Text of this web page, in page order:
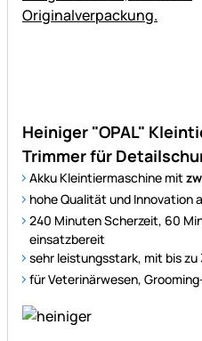
Heiniger "OPAL"
Trimmer für
Akku Kleintiermaschine mit
hohe Qualität und Innovation
240 Minuten Scherzeit, 60
einsatzbereit
sehr leistungsstark, mit bis
für Veterinärwesen,